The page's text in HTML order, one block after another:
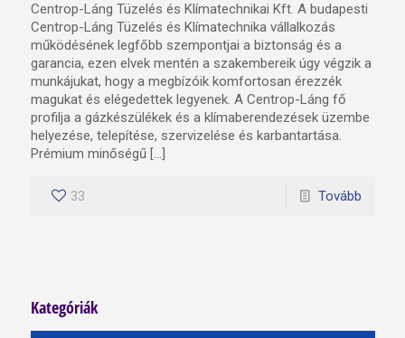
Centrop-Láng Tüzelés és Klímatechnikai Kft. A budapesti
Centrop-Láng Tüzelés és Klímatechnika vállalkozás
működésének legfőbb szempontjai a biztonság és a
garancia, ezen elvek mentén a szakembereik úgy végzik a
munkájukat, hogy a megbízóik komfortosan érezzék
magukat és elégedettek legyenek. A Centrop-Láng fő
profilja a gázkészülékek és a klímaberendezések üzembe
helyezése, telepítése, szervizelése és karbantartása.
Prémium minőségű […]
33 Tovább
Kategóriák